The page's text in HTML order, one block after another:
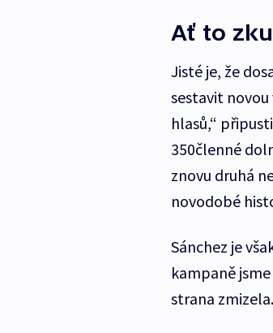
Ať to
Jisté je, že
sestavit
hlasů,“
350členné
znovu druhá
novodobé
Sánchez je
kampaně
strana